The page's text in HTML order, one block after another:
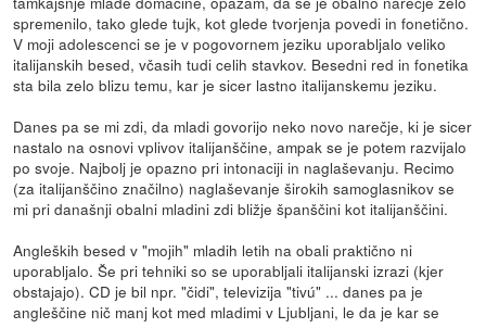
spremenilo, tako glede tujk, kot glede tvorjenja povedi in fonetično.
V moji adolescenci se je v pogovornem jeziku uporabljalo veliko
italijanskih besed, včasih tudi celih stavkov. Besedni red in fonetika
sta bila zelo blizu temu, kar je sicer lastno italijanskemu jeziku.
Danes pa se mi zdi, da mladi govorijo neko novo narečje, ki je sicer
nastalo na osnovi vplivov italijanščine, ampak se je potem razvijalo
po svoje. Najbolj je opazno pri intonaciji in naglaševanju. Recimo
(za italijanščino značilno) naglaševanje širokih samoglasnikov se
mi pri današnji obalni mladini zdi bližje španščini kot italijanščini.
Angleških besed v "mojih" mladih letih na obali praktično ni
uporabljalo. Še pri tehniki so se uporabljali italijanski izrazi (kjer
obstajajo). CD je bil npr. "čidi", televizija "tivú" ... danes pa je
angleščine nič manj kot med mladimi v Ljubljani, le da je kar se